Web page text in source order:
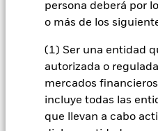
persona deberá por
o más de los
(1) Ser una entidad
autorizada o
mercados
incluye todas las
que llevan a cabo
coherente con los principios
gobierno corporativo (ESG) y
y el asesor de inversiones (AI)
las inversiones del Fondo,
invierta al menos el 70 % de
renta fija (RF) que formen
Emerging Market Bond Index
«Valores del Índice»,